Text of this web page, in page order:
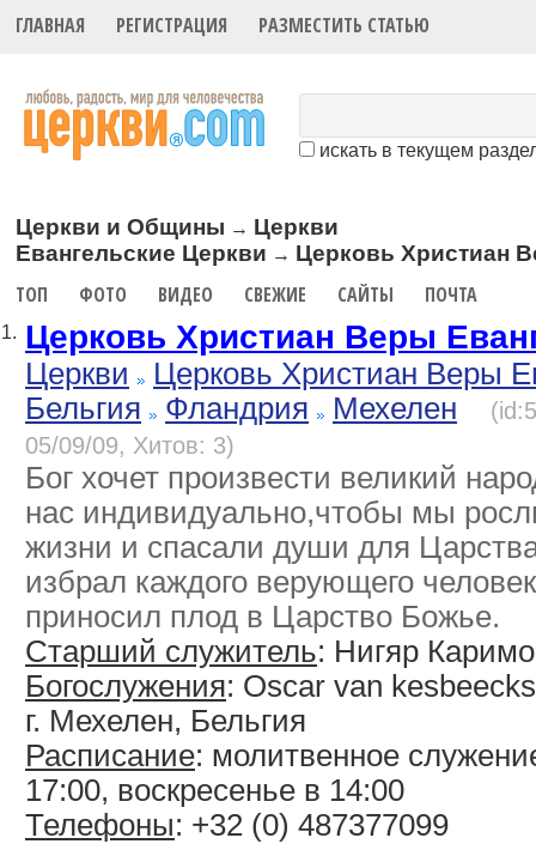
ГЛАВНАЯ РЕГИСТРАЦИЯ РАЗМЕСТИТЬ СТАТЬЮ
искать в текущем
Церкви и Общины → Церкви
Евангельские Церкви → Церковь Христиан
ТОП ФОТО ВИДЕО СВЕЖИЕ САЙТЫ ПОЧТА
1. Церковь Христиан Веры
Церкви
Церковь Христиан Веры
Бельгия
Фландрия Мехелен
05/09/09, Хитов: 3)
Бог хочет произвести великий
нас индивидуально,чтобы мы
жизни и спасали души для
избрал каждого верующего
приносил плод в Царство Божье.
Старший служитель: Нигяр
Богослужения: Oscar van
г. Мехелен, Бельгия
Расписание: молитвенное
17:00, воскресенье в 14:00
Телефоны: +32 (0) 487377099